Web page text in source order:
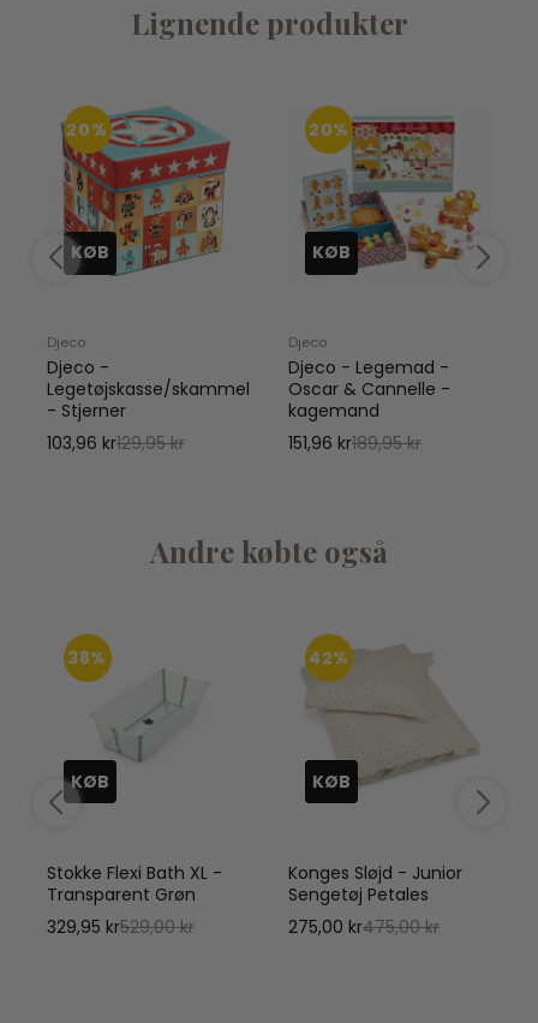
Lignende produkter
20%
KØB
Djeco
Djeco -
Legetøjskasse/skammel
- Stjerner
103,96 kr129,95 kr
20%
KØB
Djeco
Djeco - Legemad -
Oscar & Cannelle -
kagemand
151,96 kr189,95 kr
Andre købte også
38%
KØB
Stokke Flexi Bath XL -
Transparent Grøn
329,95 kr529,00 kr
42%
KØB
Konges Sløjd - Junior
Sengetøj Petales
275,00 kr475,00 kr